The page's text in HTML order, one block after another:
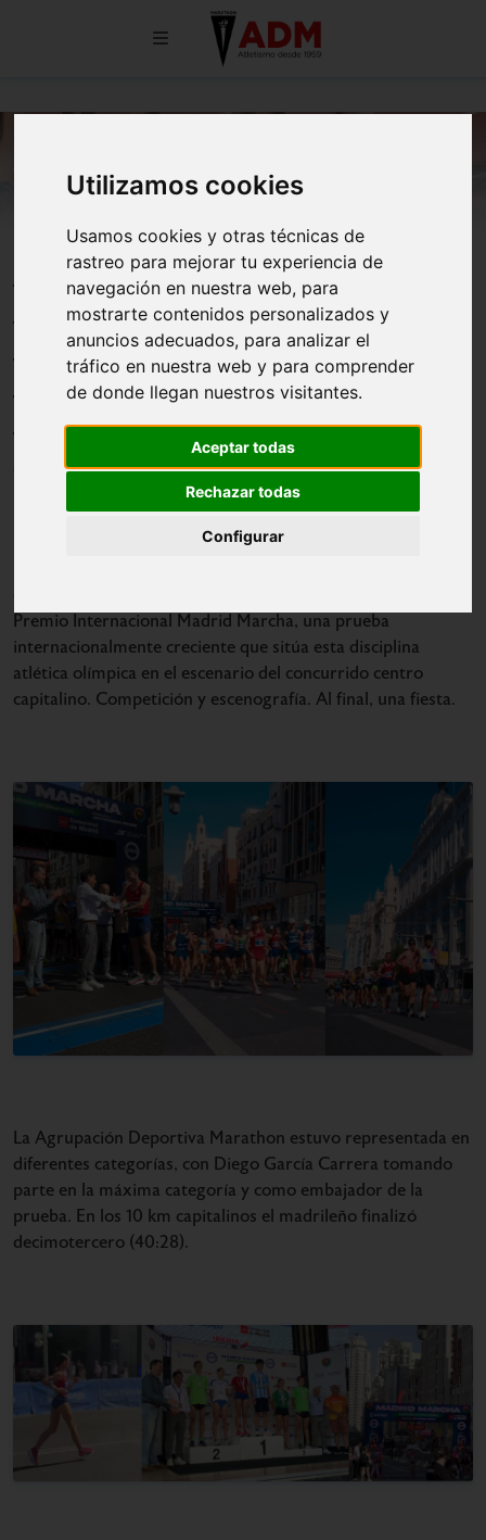
Utilizamos cookies
Usamos cookies y otras técnicas de
rastreo para mejorar tu experiencia de
navegación en nuestra web, para
mostrarte contenidos personalizados y
anuncios adecuados, para analizar el
tráfico en nuestra web y para comprender
de donde llegan nuestros visitantes.
Aceptar todas
Rechazar todas
Configurar
IRENE CASAS Y LAURA DE
LUQUE, VICTORIA Y PODIO EN
SUS CATEGORÍAS EN EL V GRAN
PREMIO INTERNACIONAL
MADRID MARCHA
01/06/2026
Premio Internacional Madrid Marcha, una prueba
internacionalmente creciente que sitúa esta disciplina
atlética olímpica en el escenario del concurrido centro
capitalino. Competición y escenografía. Al final, una fiesta.
La Agrupación Deportiva Marathon estuvo representada en
diferentes categorías, con Diego García Carrera tomando
parte en la máxima categoría y como embajador de la
prueba. En los 10 km capitalinos el madrileño finalizó
decimotercero (40:28).